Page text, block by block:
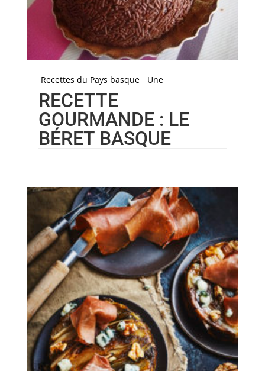
Recettes du Pays basque Une
RECETTE
GOURMANDE : LE
BÉRET BASQUE